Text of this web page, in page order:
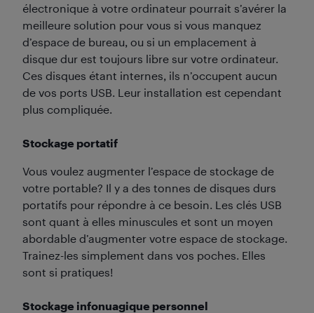
électronique à votre ordinateur pourrait s’avérer la
meilleure solution pour vous si vous manquez
d’espace de bureau, ou si un emplacement à
disque dur est toujours libre sur votre ordinateur.
Ces disques étant internes, ils n’occupent aucun
de vos ports USB. Leur installation est cependant
plus compliquée.
Stockage portatif
Vous voulez augmenter l’espace de stockage de
votre portable? Il y a des tonnes de disques durs
portatifs pour répondre à ce besoin. Les clés USB
sont quant à elles minuscules et sont un moyen
abordable d’augmenter votre espace de stockage.
Trainez-les simplement dans vos poches. Elles
sont si pratiques!
Stockage infonuagique personnel